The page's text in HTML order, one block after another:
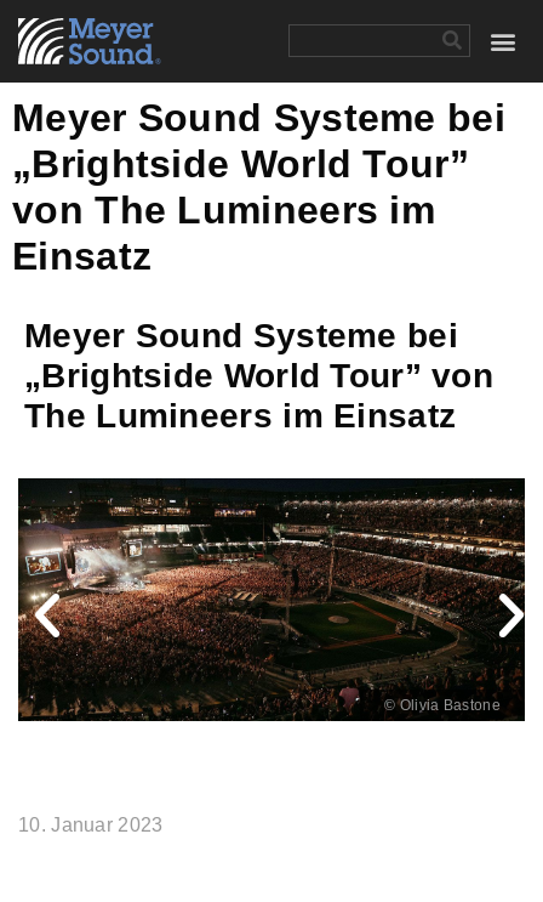
Meyer Sound Systeme bei
„Brightside World Tour”
von The Lumineers im
Einsatz
Meyer Sound Systeme bei
„Brightside World Tour” von
The Lumineers im Einsatz
© Olivia Bastone
10. Januar 2023